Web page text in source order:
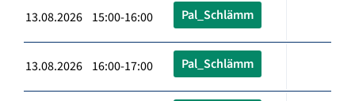
13.08.2026 15:00-16:00 Pal_Schlämm
13.08.2026 16:00-17:00 Pal_Schlämm